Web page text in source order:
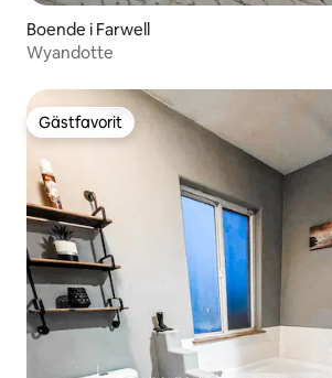
Boende i Farwell
Wyandotte
Gästfavorit
Gästfavorit